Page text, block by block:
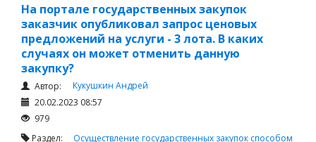
момента,
На портале государственных закупок
заказчик опубликовал запрос ценовых
предложений на услуги - 3 лота. В каких
случаях он может отменить данную
закупку?
Автор:
Кукушкин Андрей
20.02.2023 08:57
979
Раздел: Осуществление государственных закупок способом